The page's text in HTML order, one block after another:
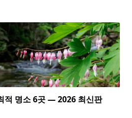
적 명소 6곳 — 2026 최신판